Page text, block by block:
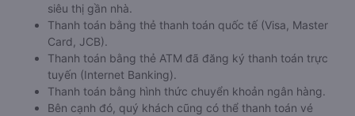
siêu thị gần nhà.
Thanh toán bằng thẻ thanh toán quốc tế (Visa, Master
Card, JCB).
Thanh toán bằng thẻ ATM đã đăng ký thanh toán trực
tuyến (Internet Banking).
Thanh toán bằng hình thức chuyển khoản ngân hàng.
Bên cạnh đó, quý khách cũng có thể thanh toán vé